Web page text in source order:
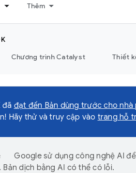
Thêm
Chương trình Catalyst Thiết
đã đạt đến Bản dùng trước cho nhà
Hãy thử và truy cập vào trang hỗ
Google sử dụng công nghệ AI
dịch bằng AI có thể có lỗi.